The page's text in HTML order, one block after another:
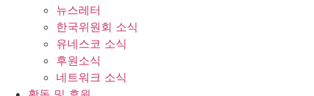
뉴스레터
한국위원회 소식
유네스코 소식
후원소식
네트워크 소식